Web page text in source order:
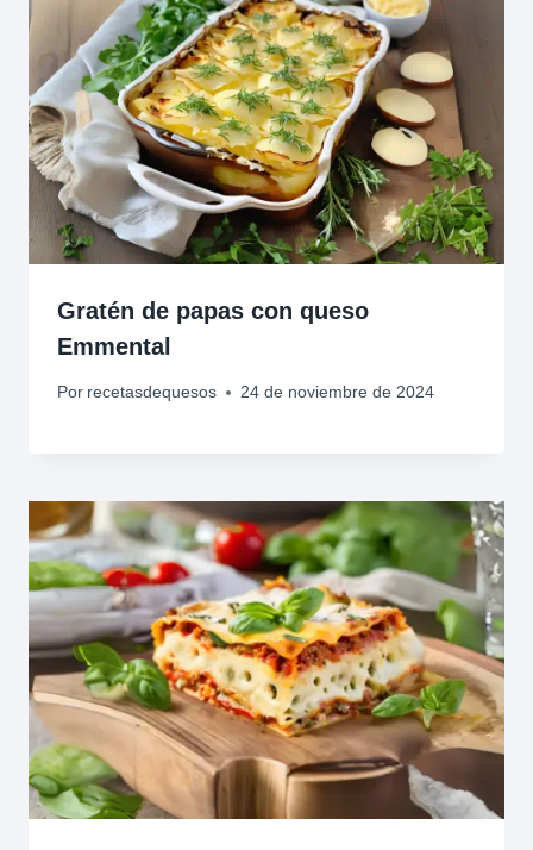
Gratén de papas con queso
Emmental
Por recetasdequesos 24 de noviembre de 2024